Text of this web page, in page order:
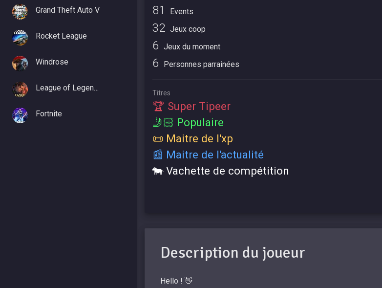
Grand Theft Auto V
Rocket League
Windrose
League of Legends
Fortnite
81 Events
32 Jeux coop
6 Jeux du moment
6 Personnes parrainées
Titres
🏆 Super Tipeer
🤳🏻 Populaire
📜 Maitre de l'xp
📰 Maitre de l'actualité
🐄 Vachette de compétition
Description du joueur
Hello ! 👋